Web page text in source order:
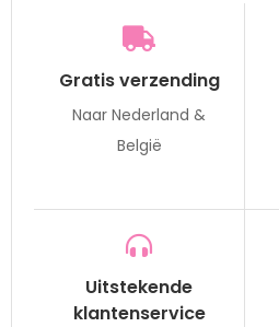
Gratis verzending
Naar Nederland &
België
Uitstekende
klantenservice